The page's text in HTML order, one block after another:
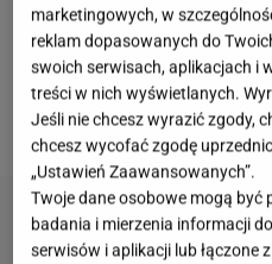
pseudonimem - Tadeusz
ponownie zaczęło
półświatkiem. Co na ten
PR-u Marta Rodzik?
marketingowych, w
reklam dopasowanych do
swoich serwisach, aplikacjach i
treści w nich wyświetlanych.
Jeśli nie chcesz wyrazić zgody,
chcesz wycofać zgodę
„Ustawień Zaawansowanych”.
Twoje dane osobowe mogą być
badania i mierzenia informacji
serwisów i aplikacji lub łączone